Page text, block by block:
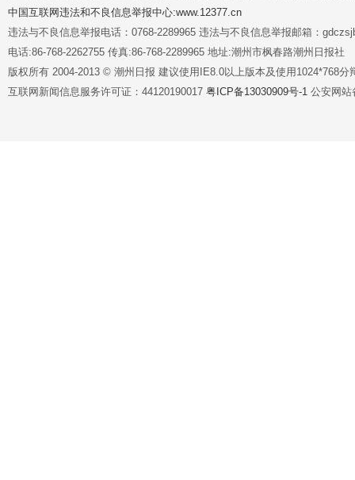
中国互联网违法和不良信息举报中心:www.12377.cn
违法与不良信息举报电话：0768-2289965 违法与不良信息举报邮箱：
电话:86-768-2262755 传真:86-768-2289965 地址:潮州市枫春路潮州日报社
版权所有 2004-2013 © 潮州日报 建议使用IE8.0以上版本及使用1024*768分
互联网新闻信息服务许可证：44120190017 粤ICP备13030909号-1 公安网站